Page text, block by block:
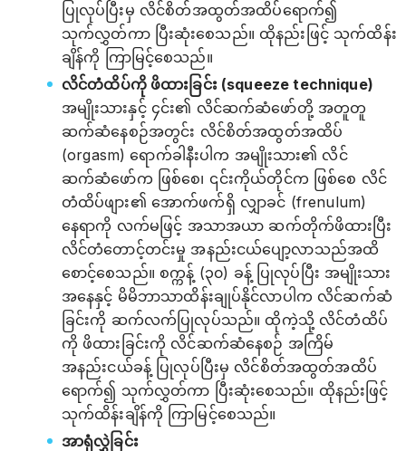
ပြုလုပ်ပြီးမှ လိင်စိတ်အထွတ်အထိပ်ရောက်၍
သုက်လွှတ်ကာ ပြီးဆုံးစေသည်။ ထိုနည်းဖြင့် သုက်ထိန်း
ချိန်ကို ကြာမြင့်စေသည်။
လိင်တံထိပ်ကို ဖိထားခြင်း (squeeze technique)
အမျိုးသားနှင့် ၄င်း၏ လိင်ဆက်ဆံဖော်တို့ အတူတူ
ဆက်ဆံနေစဉ်အတွင်း လိင်စိတ်အထွတ်အထိပ်
(orgasm) ရောက်ခါနီးပါက အမျိုးသား၏ လိင်
ဆက်ဆံဖော်က ဖြစ်စေ၊ ၎င်းကိုယ်တိုင်က ဖြစ်စေ လိင်
တံထိပ်ဖျား၏ အောက်ဖက်ရှိ လျှာခင် (frenulum)
နေရာကို လက်မဖြင့် အသာအယာ ဆက်တိုက်ဖိထားပြီး
လိင်တံတောင့်တင်းမှု အနည်းငယ်ပျော့လာသည်အထိ
စောင့်စေသည်။ စက္ကန့် (၃၀) ခန့် ပြုလုပ်ပြီး အမျိုးသား
အနေနှင့် မိမိဘာသာထိန်းချုပ်နိုင်လာပါက လိင်ဆက်ဆံ
ခြင်းကို ဆက်လက်ပြုလုပ်သည်။ ထိုကဲ့သို့ လိင်တံထိပ်
ကို ဖိထားခြင်းကို လိင်ဆက်ဆံနေစဉ် အကြိမ်
အနည်းငယ်ခန့် ပြုလုပ်ပြီးမှ လိင်စိတ်အထွတ်အထိပ်
ရောက်၍ သုက်လွှတ်ကာ ပြီးဆုံးစေသည်။ ထိုနည်းဖြင့်
သုက်ထိန်းချိန်ကို ကြာမြင့်စေသည်။
အာရုံလွှဲခြင်း